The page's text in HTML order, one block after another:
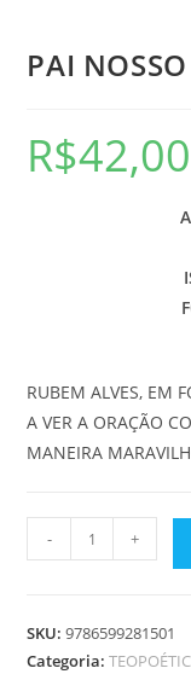
PAI
R$42,00
RUBEM ALVES, EM
A VER A ORAÇÃO
MANEIRA
NOSSO
- +
SKU:9786599281501
Categoria: